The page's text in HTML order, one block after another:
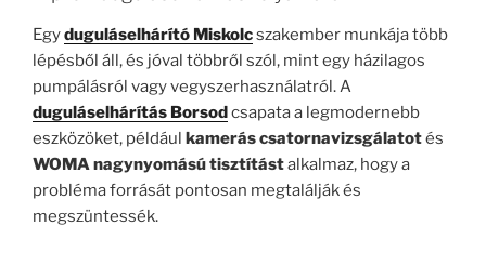
Egyduguláselhárító Miskolcszakember munkája több
lépésből áll, és jóval többről szól, mint egy házilagos
pumpálásról vagy vegyszerhasználatról. A
duguláselhárítás Borsodcsapata a legmodernebb
eszközöket, például kamerás csatornavizsgálatotés
WOMA nagynyomású tisztítástalkalmaz, hogy a
probléma forrását pontosan megtalálják és
megszüntessék.